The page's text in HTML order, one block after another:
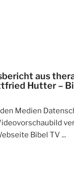
aus
Hutter –
Medien
Bibel TV ...